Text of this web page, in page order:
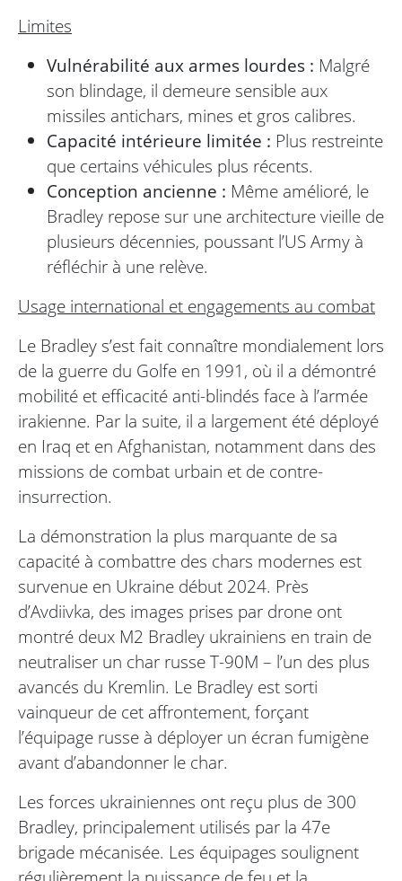
Limites
Vulnérabilité aux armes lourdes : Malgré
son blindage, il demeure sensible aux
missiles antichars, mines et gros calibres.
Capacité intérieure limitée : Plus restreinte
que certains véhicules plus récents.
Conception ancienne : Même amélioré, le
Bradley repose sur une architecture vieille de
plusieurs décennies, poussant l’US Army à
réfléchir à une relève.
Usage international et engagements au combat
Le Bradley s’est fait connaître mondialement lors
de la guerre du Golfe en 1991, où il a démontré
mobilité et efficacité anti-blindés face à l’armée
irakienne. Par la suite, il a largement été déployé
en Iraq et en Afghanistan, notamment dans des
missions de combat urbain et de contre-
insurrection.
La démonstration la plus marquante de sa
capacité à combattre des chars modernes est
survenue en Ukraine début 2024. Près
d’Avdiivka, des images prises par drone ont
montré deux M2 Bradley ukrainiens en train de
neutraliser un char russe T-90M – l’un des plus
avancés du Kremlin. Le Bradley est sorti
vainqueur de cet affrontement, forçant
l’équipage russe à déployer un écran fumigène
avant d’abandonner le char.
Les forces ukrainiennes ont reçu plus de 300
Bradley, principalement utilisés par la 47e
brigade mécanisée. Les équipages soulignent